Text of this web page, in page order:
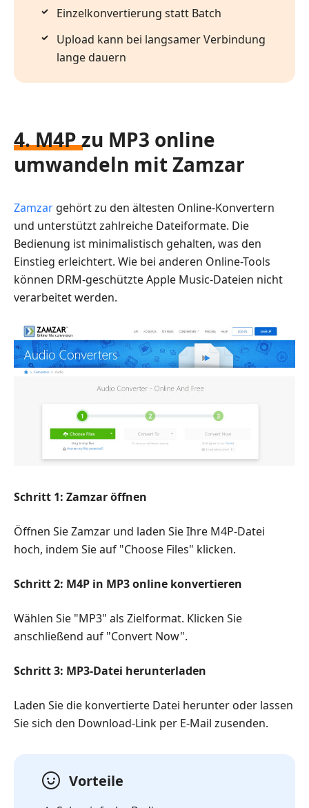
Einzelkonvertierung statt Batch
Upload kann bei langsamer Verbindung
lange dauern
4. M4P zu MP3 online
umwandeln mit Zamzar
Zamzar gehört zu den ältesten Online-Konvertern
und unterstützt zahlreiche Dateiformate. Die
Bedienung ist minimalistisch gehalten, was den
Einstieg erleichtert. Wie bei anderen Online-Tools
können DRM-geschützte Apple Music-Dateien nicht
verarbeitet werden.
Schritt 1: Zamzar öffnen
Öffnen Sie Zamzar und laden Sie Ihre M4P-Datei
hoch, indem Sie auf "Choose Files" klicken.
Schritt 2: M4P in MP3 online konvertieren
Wählen Sie "MP3" als Zielformat. Klicken Sie
anschließend auf "Convert Now".
Schritt 3: MP3-Datei herunterladen
Laden Sie die konvertierte Datei herunter oder lassen
Sie sich den Download-Link per E-Mail zusenden.
Vorteile